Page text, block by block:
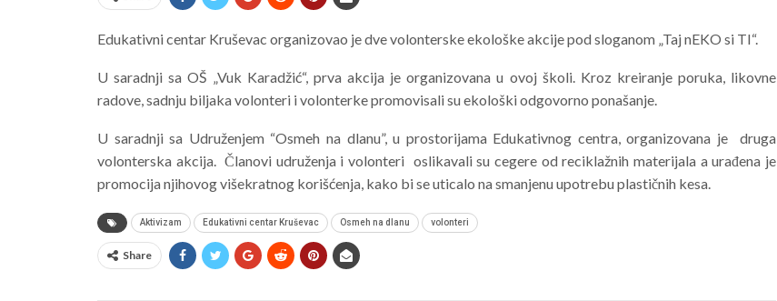
Edukativni centar Kruševac organizovao je dve volonterske ekološke akcije pod sloganom „Taj nEKO si TI“.
U saradnji sa OŠ „Vuk Karadžić“, prva akcija je organizovana u ovoj školi. Kroz kreiranje poruka, likovne
radove, sadnju biljaka volonteri i volonterke promovisali su ekološki odgovorno ponašanje.
U saradnji sa Udruženjem “Osmeh na dlanu”, u prostorijama Edukativnog centra, organizovana je druga
volonterska akcija. Članovi udruženja i volonteri oslikavali su cegere od reciklažnih materijala a urađena je
promocija njihovog višekratnog korišćenja, kako bi se uticalo na smanjenu upotrebu plastičnih kesa.
Aktivizam Edukativni centar Kruševac Osmeh na dlanu volonteri
Share